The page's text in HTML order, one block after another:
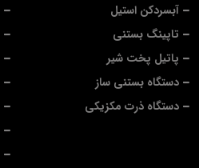
آبسردکن استیل
تاپینگ بستنی
پاتیل پخت شیر
دستگاه بستنی ساز
دستگاه ذرت مکزیکی